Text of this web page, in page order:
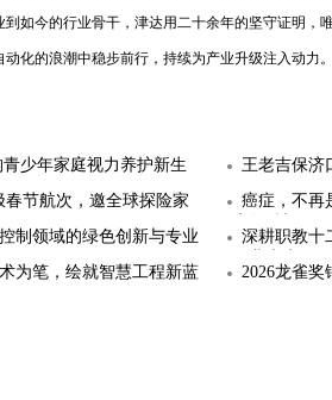
到如今的行业骨干，津达用二十余年的坚守证明，
化的浪潮中稳步前行，持续为产业升级注入动力
少年家庭视力养护新生
王老吉保济
节航次，邀全球探险家
癌症，不
制领域的绿色创新与专业
深耕职教十
为笔，绘就智慧工程新蓝
2026龙雀